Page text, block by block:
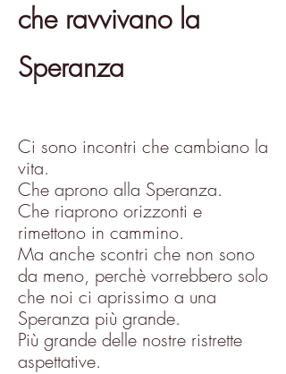
che ravvivano la
Speranza
Ci sono incontri che cambiano la
vita.
Che aprono alla Speranza.
Che riaprono orizzonti e
rimettono in cammino.
Ma anche scontri che non sono
da meno, perchè vorrebbero solo
che noi ci aprissimo a una
Speranza più grande.
Più grande delle nostre ristrette
aspettative.